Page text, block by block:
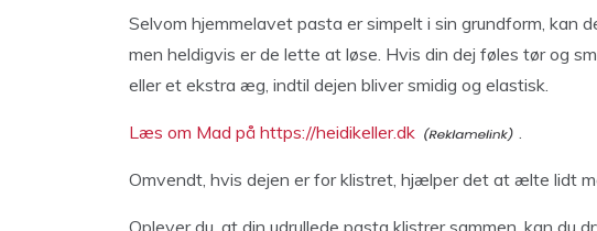
Selvom hjemmelavet pasta er simpelt i sin grundform, kan
men heldigvis er de lette at løse. Hvis din dej føles tør og
eller et ekstra æg, indtil dejen bliver smidig og elastisk.
Læs om Mad på https://heidikeller.dk .
Omvendt, hvis dejen er for klistret, hjælper det at ælte lidt
Oplever du, at din udrullede pasta klistrer sammen, kan du